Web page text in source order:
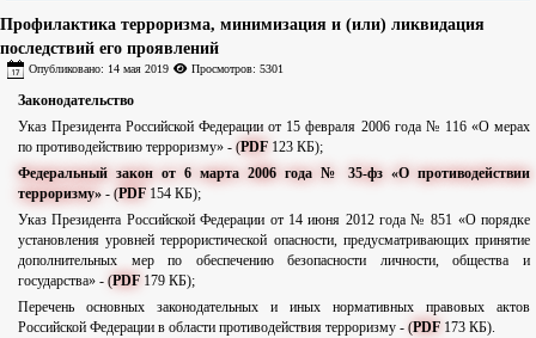
Профилактика терроризма, минимизация и (или) ликвидация
последствий его проявлений
Опубликовано: 14 мая 2019 Просмотров: 5301
Законодательство
Указ Президента Российской Федерации от 15 февраля 2006 года № 116 «О мерах
по противодействию терроризму» - (PDF 123 КБ);
Федеральный закон от 6 марта 2006 года № 35-фз «О противодействии
терроризму» - (PDF 154 КБ);
Указ Президента Российской Федерации от 14 июня 2012 года № 851 «О порядке
установления уровней террористической опасности, предусматривающих принятие
дополнительных мер по обеспечению безопасности личности, общества и
государства» - (PDF 179 КБ);
Перечень основных законодательных и иных нормативных правовых актов
Российской Федерации в области противодействия терроризму - (PDF 173 КБ).